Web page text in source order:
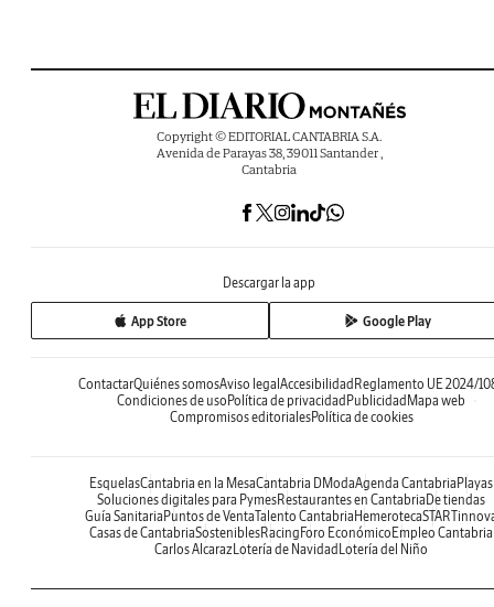
Copyright © EDITORIAL CANTABRIA S.A.
Avenida de Parayas 38, 39011 Santander ,
Cantabria
Descargar la app
App Store Google Play
ContactarQuiénes somosAviso legal Accesibilidad Reglamento UE 2024/
Condiciones de uso Política de privacidad Publicidad Mapa web
Compromisos editorialesPolítica de cookies
EsquelasCantabria en la MesaCantabria DModaAgenda Cantabria Playas
Soluciones digitales para PymesRestaurantes en Cantabria De tiendas
Guía Sanitaria Puntos de VentaTalento Cantabria Hemeroteca
Casas de CantabriaSosteniblesRacing Foro Económico Empleo Cantabria
Carlos AlcarazLotería de Navidad Lotería del Niño